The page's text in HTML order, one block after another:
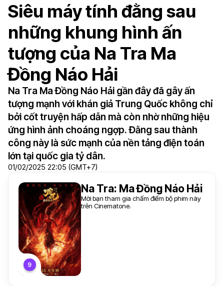
Siêu máy tính đằng sau
những khung hình ấn
tượng của Na Tra Ma
Đồng Náo Hải
Na Tra Ma Đồng Náo Hải gần đây đã gây ấn
tượng mạnh với khán giả Trung Quốc không chỉ
bởi cốt truyện hấp dẫn mà còn nhờ những hiệu
ứng hình ảnh choáng ngợp. Đằng sau thành
công này là sức mạnh của nền tảng điện toán
lớn tại quốc gia tỷ dân.
01/02/2025 22:05 (GMT+7)
Na Tra: Ma Đồng Náo Hải
Mời bạn tham gia chấm điểm bộ phim này
trên Cinematone.